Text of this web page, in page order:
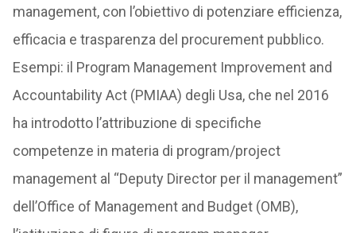
management, con l’obiettivo di potenziare efficienza,
efficacia e trasparenza del procurement pubblico.
Esempi: il Program Management Improvement and
Accountability Act (PMIAA) degli Usa, che nel 2016
ha introdotto l’attribuzione di specifiche
competenze in materia di program/project
management al “Deputy Director per il management”
dell’Office of Management and Budget (OMB),